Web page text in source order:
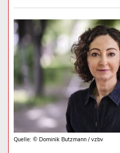
Quelle: © Dominik Butzmann / vzbv